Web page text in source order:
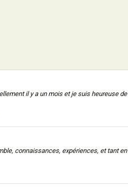
il y a un mois et je suis heureuse
connaissances, expériences, et tant